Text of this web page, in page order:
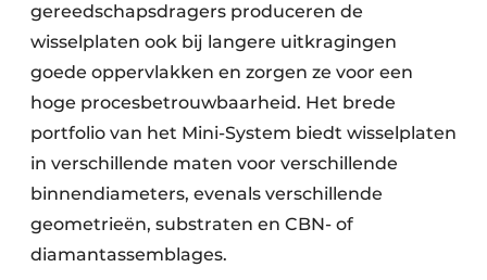
gereedschapsdragers produceren de
wisselplaten ook bij langere uitkragingen
goede oppervlakken en zorgen ze voor een
hoge procesbetrouwbaarheid. Het brede
portfolio van het Mini-System biedt wisselplaten
in verschillende maten voor verschillende
binnendiameters, evenals verschillende
geometrieën, substraten en CBN- of
diamantassemblages.